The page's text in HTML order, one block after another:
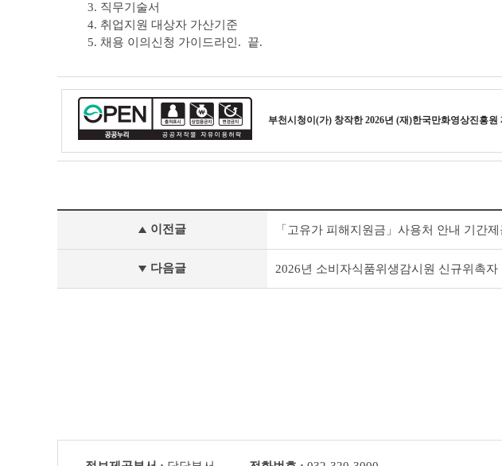
3. 직무기술서
4. 취업지원 대상자 가산기준
5. 채용 이의신청 가이드라인. 끝.
부천시청이(가) 창작한2026년 (재)한국만화영상진흥
시
공
음
이전글 「고유가 피해지원금」사용처 안내 기간
다음글 2026년 소비자식품위생감시원 신규위촉자